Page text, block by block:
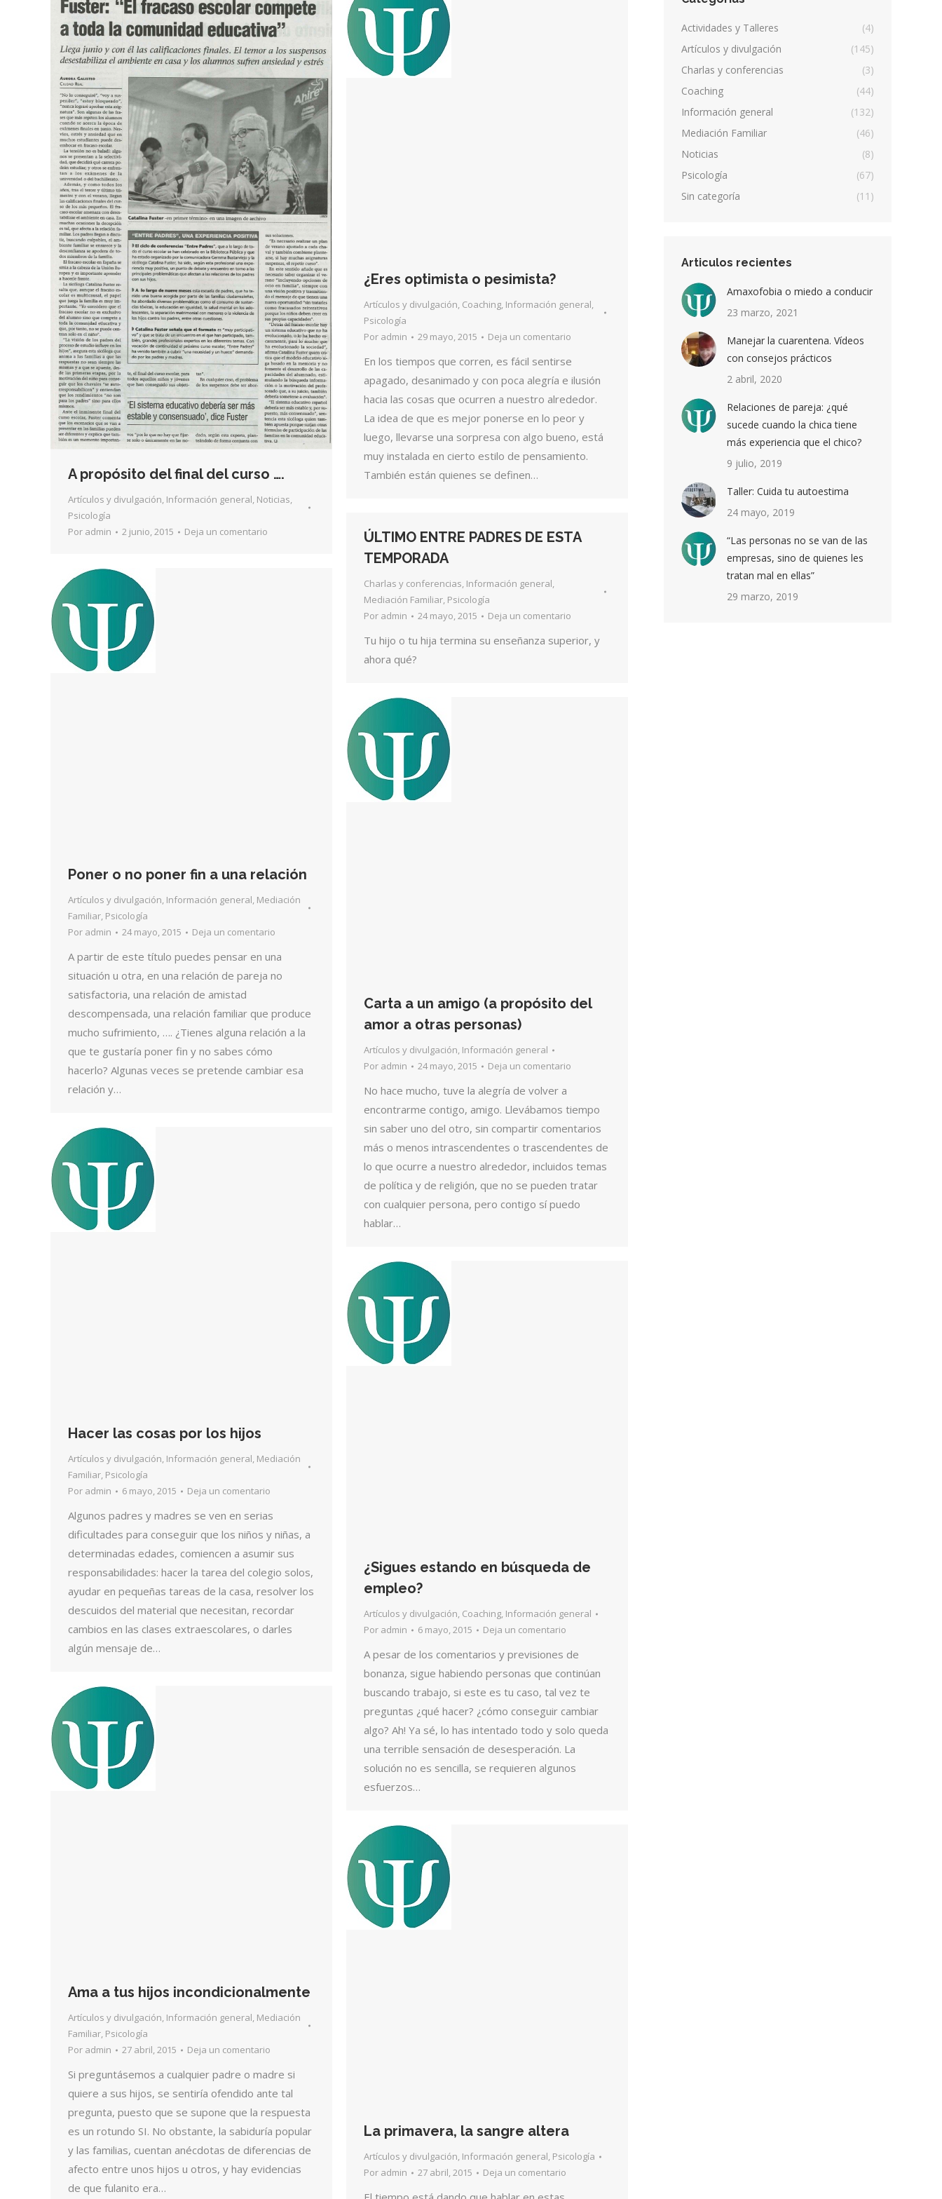
A propósito del final del curso ….
Artículos y divulgación, Información general, Noticias,
Psicología
Por admin 2 junio, 2015 Deja un comentario
¿Eres optimista o pesimista?
Artículos y divulgación, Coaching, Información general,
Psicología
Por admin 29 mayo, 2015 Deja un comentario
En los tiempos que corren, es fácil sentirse
apagado, desanimado y con poca alegría e ilusión
hacia las cosas que ocurren a nuestro alrededor.
La idea de que es mejor ponerse en lo peor y
luego, llevarse una sorpresa con algo bueno, está
muy instalada en cierto estilo de pensamiento.
También están quienes se definen…
ÚLTIMO ENTRE PADRES DE ESTA
TEMPORADA
Charlas y conferencias, Información general,
Mediación Familiar, Psicología
Por admin 24 mayo, 2015 Deja un comentario
Tu hijo o tu hija termina su enseñanza superior, y
ahora qué?
Poner o no poner fin a una relación
Artículos y divulgación, Información general, Mediación
Familiar, Psicología
Por admin 24 mayo, 2015 Deja un comentario
A partir de este título puedes pensar en una
situación u otra, en una relación de pareja no
satisfactoria, una relación de amistad
descompensada, una relación familiar que produce
mucho sufrimiento, …. ¿Tienes alguna relación a la
que te gustaría poner fin y no sabes cómo
hacerlo? Algunas veces se pretende cambiar esa
relación y…
Carta a un amigo (a propósito del
amor a otras personas)
Artículos y divulgación, Información general
Por admin 24 mayo, 2015 Deja un comentario
No hace mucho, tuve la alegría de volver a
encontrarme contigo, amigo. Llevábamos tiempo
sin saber uno del otro, sin compartir comentarios
más o menos intrascendentes o trascendentes de
lo que ocurre a nuestro alrededor, incluidos temas
de política y de religión, que no se pueden tratar
con cualquier persona, pero contigo sí puedo
hablar…
Hacer las cosas por los hijos
Artículos y divulgación, Información general, Mediación
Familiar, Psicología
Por admin 6 mayo, 2015 Deja un comentario
Algunos padres y madres se ven en serias
dificultades para conseguir que los niños y niñas, a
determinadas edades, comiencen a asumir sus
responsabilidades: hacer la tarea del colegio solos,
ayudar en pequeñas tareas de la casa, resolver los
descuidos del material que necesitan, recordar
cambios en las clases extraescolares, o darles
algún mensaje de…
¿Sigues estando en búsqueda de
empleo?
Artículos y divulgación, Coaching, Información general
Por admin 6 mayo, 2015 Deja un comentario
A pesar de los comentarios y previsiones de
bonanza, sigue habiendo personas que continúan
buscando trabajo, si este es tu caso, tal vez te
preguntas ¿qué hacer? ¿cómo conseguir cambiar
algo? Ah! Ya sé, lo has intentado todo y solo queda
una terrible sensación de desesperación. La
solución no es sencilla, se requieren algunos
esfuerzos…
Ama a tus hijos incondicionalmente
Artículos y divulgación, Información general, Mediación
Familiar, Psicología
Por admin 27 abril, 2015 Deja un comentario
Si preguntásemos a cualquier padre o madre si
quiere a sus hijos, se sentiría ofendido ante tal
pregunta, puesto que se supone que la respuesta
es un rotundo SI. No obstante, la sabiduría popular
y las familias, cuentan anécdotas de diferencias de
afecto entre unos hijos u otros, y hay evidencias
de que fulanito era…
La primavera, la sangre altera
Artículos y divulgación, Información general, Psicología
Por admin 27 abril, 2015 Deja un comentario
Actividades y Talleres
(4)
Artículos y divulgación
(145)
Charlas y conferencias
(3)
Coaching
(44)
Información general
(132)
Mediación Familiar
(46)
Noticias
(8)
Psicología
(67)
Sin categoría
(11)
Articulos recientes
Amaxofobia o miedo a conducir
23 marzo, 2021
Manejar la cuarentena. Vídeos
con consejos prácticos
2 abril, 2020
Relaciones de pareja: ¿qué
sucede cuando la chica tiene
más experiencia que el chico?
9 julio, 2019
Taller: Cuida tu autoestima
24 mayo, 2019
“Las personas no se van de las
empresas, sino de quienes les
tratan mal en ellas”
29 marzo, 2019